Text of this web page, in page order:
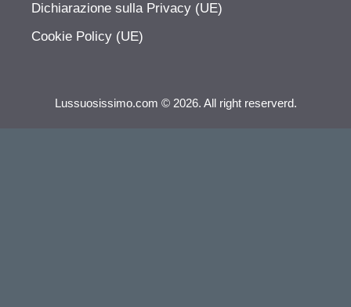
Dichiarazione sulla Privacy (UE)
Cookie Policy (UE)
Lussuosissimo.com © 2026. All right reserverd.